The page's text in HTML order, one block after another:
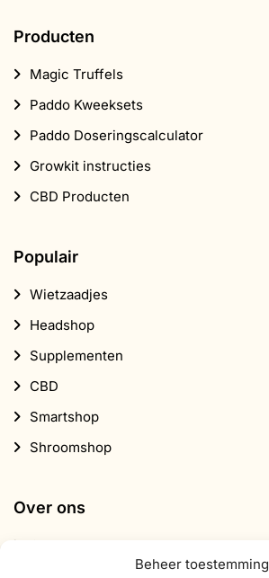
Beheer toestemming
Producten
Magic Truffels
Paddo Kweeksets
Paddo Doseringscalculator
Growkit instructies
CBD Producten
Populair
Wietzaadjes
Headshop
Supplementen
CBD
Smartshop
Shroomshop
Over ons
Contact